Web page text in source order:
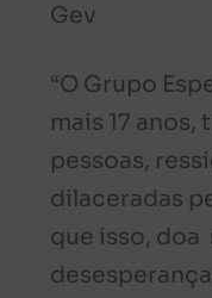
Gev
“O Grupo
mais 17
pessoas,
dilaceradas
que isso, doa